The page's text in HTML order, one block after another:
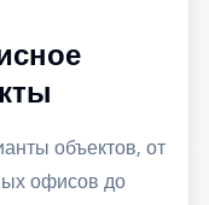
объектов, от
офисов до